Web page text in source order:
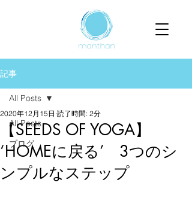
記事
All Posts
ブログ
All Posts
【SEEDS OF YOGA】
‘HOMEに戻る’ 3つのシ
ンプルなステップ
2020年12月15日 読了時間: 2分